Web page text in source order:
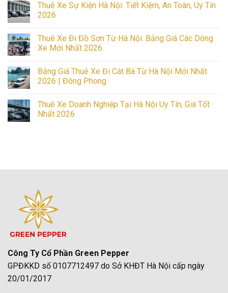
Thuê
Xe
Nghiệp
Từ
7-
Giá
Tốt,
Uy
Thuê Xe Sự Kiện Hà Nội: Tiết Kiệm, An Toàn, Uy Tín
2026
Thuê
Xe
Hà
Nội:
Tiết
Toàn,
Uy
Tín
Thuê Xe Đi Đồ Sơn Từ Hà Nội: Bảng Giá Các Dòng
Xe Mới Nhất 2026
on
Thuê
Xe
Sơn
Từ
Hà
Nhất
Bảng Giá Thuê Xe Đi Cát Bà Từ Hà Nội Mới Nhất
2026 | Đông Phong
Bảng
Giá
Nội
2026
|
Đông
Phong
Thuê Xe Doanh Nghiệp Tại Hà Nội Uy Tín, Giá Tốt
Nhất 2026
Tại
Uy
Tín,
Giá
Tốt
Nhất
2026
Công Ty Cổ Phần Green Pepper
GPĐKKD số 0107712497 do Sở KHĐT Hà Nội cấp ngày
20/01/2017